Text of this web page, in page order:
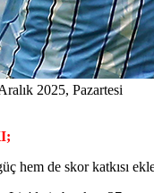
2025, Pazartesi
hem de skor katkısı